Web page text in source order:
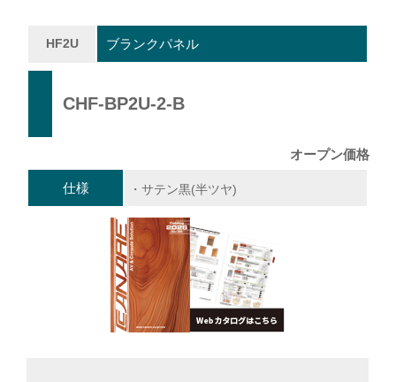
HF2U ブランクパネル
CHF-BP2U-2-B
オープン価格
仕様 ・サテン黒(半ツヤ)